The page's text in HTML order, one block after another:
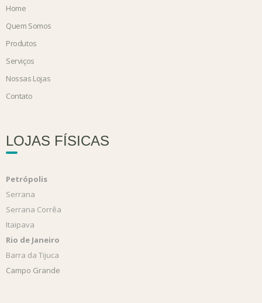
Home
Quem Somos
Produtos
Serviços
Nossas Lojas
Contato
LOJAS FÍSICAS
Petrópolis
Serrana
Serrana Corrêa
Itaipava
Rio de Janeiro
Barra da Tijuca
Campo Grande